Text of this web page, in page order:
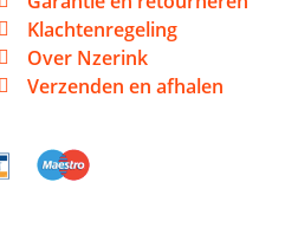
Klachtenregeling
Over Nzerink
Verzenden en afhalen